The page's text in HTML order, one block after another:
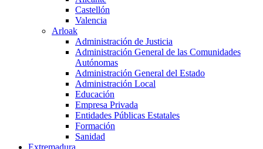
Castellón
Valencia
Arloak
Administración de Justicia
Administración General de las Comunidades
Autónomas
Administración General del Estado
Administración Local
Educación
Empresa Privada
Entidades Públicas Estatales
Formación
Sanidad